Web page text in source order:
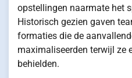
opstellingen naarmate het
Historisch gezien gaven
formaties die de
maximaliseerden terwijl ze
behielden.